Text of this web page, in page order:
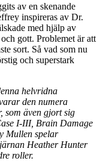
av en skenande
inspireras av Dr.
med hjälp av
gott. Problemet är att
sort. Så vad som nu
och superstark
helvridna
den numera
som även gjort sig
I-III, Brain Damage
Mullen spelar
Heather Hunter
roller.